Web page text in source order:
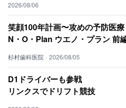
2026/08/06
笑顔100年計画〜攻めの予防医療
N・O・Plan ウエノ・プラン 前
杉村歯科医院 · 2026/08/05
D1ドライバーも参戦
リンクスでドリフト競技